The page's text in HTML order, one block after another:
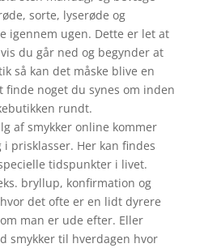
sorte, lyserøde og
igennem ugen. Dette er let at
du går ned og begynder at
så kan det måske blive en
noget du synes om inden
rundt.
af smykker online kommer
prisklasser. Her kan findes
tidspunkter i livet.
bryllup, konfirmation og
det ofte er en lidt dyrere
man er ude efter. Eller
smykker til hverdagen hvor